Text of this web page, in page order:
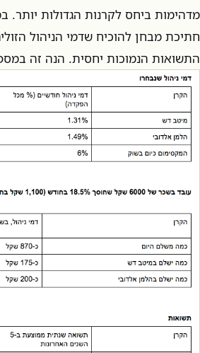
מדהימות ביחס לקרנות הגדולות יותר.
חתיכת מבחן להוכיח שדמי הניהול
התשואות הנמוכות יחסית. הנה זה